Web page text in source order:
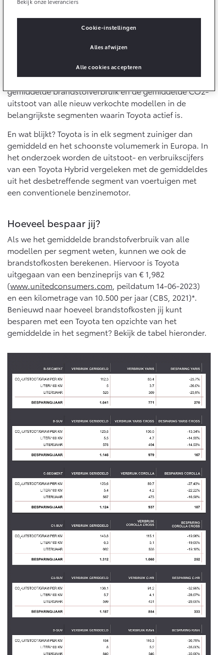
Vanaf € 39.995,-
Toyota C-HR
OOK ALS PLUG-IN
Vanaf € 36.495,-
Toyota C-HR+
BATTERIJ-ELEKTRISCH
RAV4
PLUG-IN HYBRIDE
bZ4X
BATTERIJ-ELEKTRISCH
Vanaf € 39.995,-
bZ4X Touring
BATTERIJ-ELEKTRISCH
Vanaf € 48.995,-
WATERSTOF-ELEKTRISCH
Vanaf € 76.695,-
OOK ALS BATTERIJ-
ELEKTRISCH
Vanaf € 27.945,-
Proace (excl. BTW)
OOK ALS BATTERIJ-
ELEKTRISCH
Vanaf € 37.500,-
Proace Verso
BATTERIJ-ELEKTRISCH
Vanaf € 55.950,-
Proace Max (excl. BTW)
OOK ALS BATTERIJ-
ELEKTRISCH
Hilux (excl. BTW)
OOK ALS BATTERIJ-
ELEKTRISCH
10 jaar batterijgarantie
Toyota fabrieksgarantie
Onderdelen & Accessoires
Onderdelen
Accessoires
Banden
Connected
Connected Services
MyToyota login
MyToyota App
Multimedia
Connected check
Navigatie updates
Toyota Autoverzekering
Bedrijfswagens
Bedrijfswagens op maat
Zuiniger dan gemiddeld
Dat de gemiddelde CO2-uitstoot van Toyota sneller
daalt ten opzichte van andere volumemerken in
onderzoeksbureau JATO Dynamics. In opdracht van
Toyota Nederland onderzocht JATO Dynamics het
gemiddelde brandstofverbruik en de gemiddelde CO2-
uitstoot van alle nieuw verkochte modellen in de
belangrijkste segmenten waarin Toyota actief is.
En wat blijkt? Toyota is in elk segment zuiniger dan
gemiddeld en het schoonste volumemerk in Europa. In
het onderzoek worden de uitstoot- en verbruikscijfers
van een Toyota Hybrid vergeleken met de gemiddeldes
uit het desbetreffende segment van voertuigen met
een conventionele benzinemotor.
Hoeveel bespaar jij?
Als we het gemiddelde brandstofverbruik van alle
modellen per segment weten, kunnen we ook de
brandstofkosten berekenen. Hiervoor is Toyota
uitgegaan van een benzineprijs van € 1,982
(www.unitedconsumers.com , peildatum 14-06-2023)
en een kilometrage van 10.500 per jaar (CBS, 2021)*.
Benieuwd naar hoeveel brandstofkosten jij kunt
besparen met een Toyota ten opzichte van het
gemiddelde in het segment? Bekijk de tabel hieronder.
Cookie-instellingen
Alles afwijzen
Alle cookies accepteren